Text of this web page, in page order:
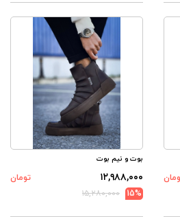
بوت و نیم بوت
۱۲,۹۸۸,۰۰۰
تومان
15%
۱۵,۲۸۰,۰۰۰